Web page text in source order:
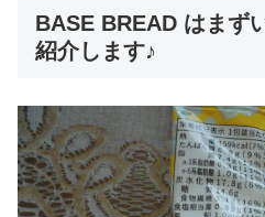
BASE BREAD はまず
紹介します♪